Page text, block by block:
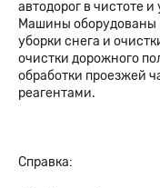
автодорог в чистоте
Машины оборудованы
уборки снега и
очистки дорожного
обработки проезжей
реагентами.
Справка: